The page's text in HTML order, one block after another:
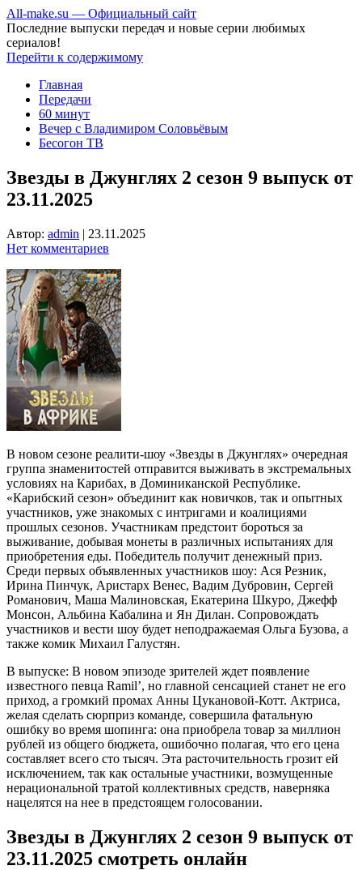
All-make.su — Официальный сайт
Последние выпуски передач и новые серии любимых
сериалов!
Перейти к содержимому
Главная
Передачи
60 минут
Вечер с Владимиром Соловьёвым
Бесогон ТВ
Звезды в Джунглях 2 сезон 9 выпуск от
23.11.2025
Автор: admin | 23.11.2025
Нет комментариев
В новом сезоне реалити-шоу «Звезды в Джунглях» очередная
группа знаменитостей отправится выживать в экстремальных
условиях на Карибах, в Доминиканской Республике.
«Карибский сезон» объединит как новичков, так и опытных
участников, уже знакомых с интригами и коалициями
прошлых сезонов. Участникам предстоит бороться за
выживание, добывая монеты в различных испытаниях для
приобретения еды. Победитель получит денежный приз.
Среди первых объявленных участников шоу: Ася Резник,
Ирина Пинчук, Аристарх Венес, Вадим Дубровин, Сергей
Романович, Маша Малиновская, Екатерина Шкуро, Джефф
Монсон, Альбина Кабалина и Ян Дилан. Сопровождать
участников и вести шоу будет неподражаемая Ольга Бузова, а
также комик Михаил Галустян.
В выпуске: В новом эпизоде зрителей ждет появление
известного певца Ramil’, но главной сенсацией станет не его
приход, а громкий промах Анны Цукановой-Котт. Актриса,
желая сделать сюрприз команде, совершила фатальную
ошибку во время шопинга: она приобрела товар за миллион
рублей из общего бюджета, ошибочно полагая, что его цена
составляет всего сто тысяч. Эта расточительность грозит ей
исключением, так как остальные участники, возмущенные
нерациональной тратой коллективных средств, наверняка
нацелятся на нее в предстоящем голосовании.
Звезды в Джунглях 2 сезон 9 выпуск от
23.11.2025 смотреть онлайн